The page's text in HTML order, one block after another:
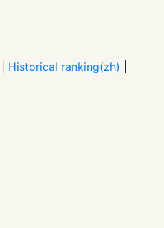
Historical ranking(zh)